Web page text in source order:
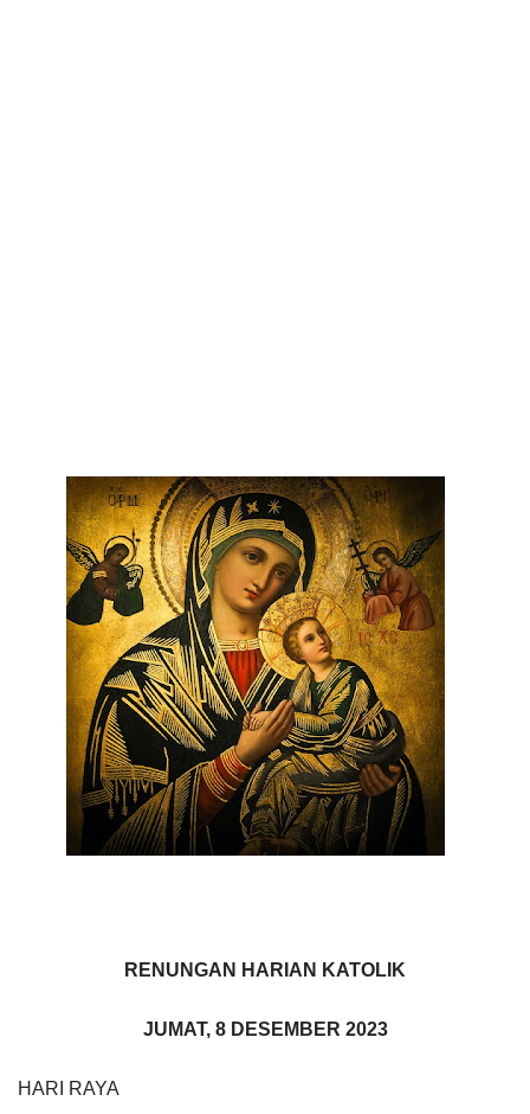
RENUNGAN HARIAN KATOLIK
JUMAT, 8 DESEMBER 2023
HARI RAYA